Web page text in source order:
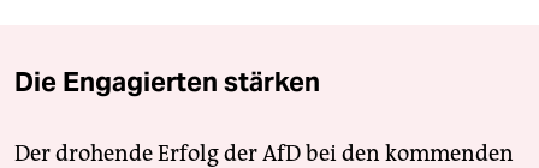
Die Engagierten stärken
Der drohende Erfolg der AfD bei den kommenden